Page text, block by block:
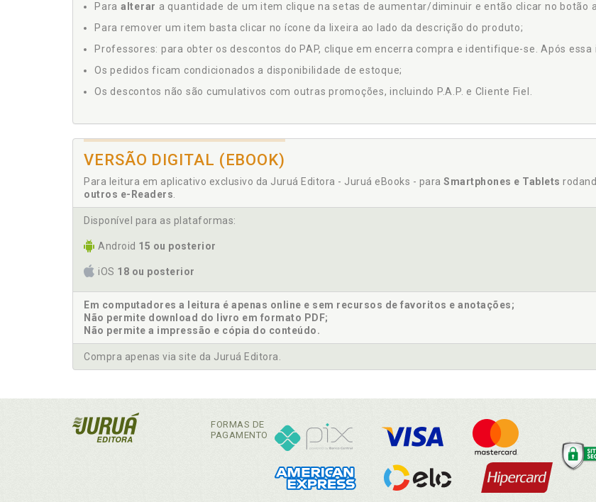
Para alterar a quantidade de um item clique na setas de aumentar/diminuir e então clicar no botão
Para remover um item basta clicar no ícone da lixeira ao lado da descrição do produto;
Professores: para obter os descontos do PAP, clique em encerra compra e identifique-se. Após
Os pedidos ficam condicionados a disponibilidade de estoque;
Os descontos não são cumulativos com outras promoções, incluindo P.A.P. e Cliente Fiel.
VERSÃO DIGITAL (EBOOK)
Para leitura em aplicativo exclusivo da Juruá Editora - Juruá eBooks - para Smartphones e Tablets
outros e-Readers
Disponível para as plataformas:
Android 15 ou posterior
iOS 18 ou posterior
Em computadores a leitura é apenas online e sem recursos de favoritos e anotações;
Não permite download do livro em formato PDF;
Não permite a impressão e cópia do conteúdo.
Compra apenas via site da Juruá Editora.
FORMAS DE
PAGAMENTO